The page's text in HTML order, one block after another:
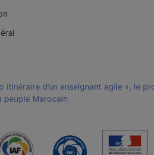
itinéraire d’un enseignant agile », le
peuple Marocain